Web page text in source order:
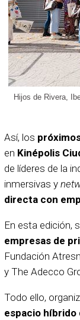
Hijos de Rivera,
Así, los
en Kinépolis
de líderes de la
inmersivas y
directa con
En esta edición,
empresas de
Fundación
y The Adecco
Todo ello,
espacio híbrido